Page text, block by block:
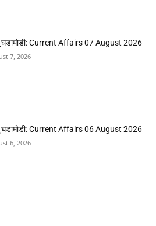
घडामोडी: Current Affairs 07 August 2026
7, 2026
घडामोडी: Current Affairs 06 August 2026
6, 2026